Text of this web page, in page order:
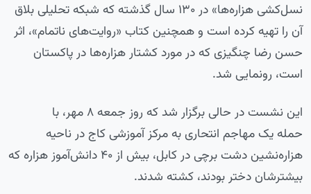
نسل‌کشی هزاره‌ها» در ۱۳۰ سال گذشته که شبکه تحلیلی بلاق
آن را تهیه کرده است و همچنین کتاب «روایت‌های ناتمام»، اثر
حسن رضا چنگیزی که در مورد کشتار هزاره‌ها در پاکستان
است، رونمایی شد.
این نشست در حالی برگزار شد که روز جمعه ۸ مهر، با
حمله یک مهاجم انتحاری به مرکز آموزشی کاج در ناحیه
هزاره‌نشین دشت برچی در کابل، بیش از ۴۰ دانش‌آموز هزاره که
بیشترشان دختر بودند، کشته شدند.